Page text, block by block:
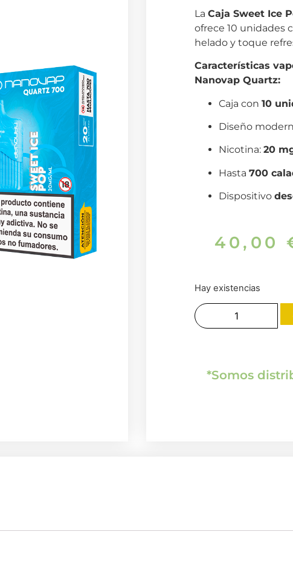
La Caja Sweet Ice
ofrece 10 unidades
helado y toque
Características
Nanovap Quartz:
Caja con 10
Diseño
Nicotina: 20
Hasta 700
Dispositivo
40,00
Hay existencias
*Somos